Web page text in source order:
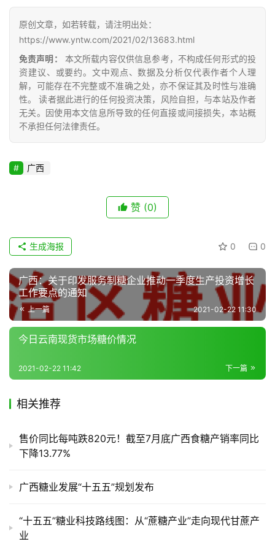
现
货
报
专
题
地
区
产
业
链
产
储
运
原创文章，如若转载，请注明出处：
https://www.yntw.com/2021/02/13683.html
免责声明：
本文所载内容仅供信息参考，不构成任何形式的投
资建议、或要约。文中观点、数据及分析仅代表作者个人理
解，可能存在不完整或不准确之处，亦不保证其及时性与准确
性。 读者据此进行的任何投资决策，风险自担，与本站及作者
无关。因使用本文信息所导致的任何直接或间接损失，本站概
不承担任何法律责任。
广西
赞 (0)
0 0
生成海报
广西：关于印发服务制糖企业推动一季度生产投资增长
工作要点的通知
上一篇 2021-02-22 11:30
今日云南现货市场糖价情况
下一篇
2021-02-22 11:42
相关推荐
售价同比每吨跌820元！截至7月底广西食糖产销率同比
下降13.77%
广西糖业发展“十五五”规划发布
“十五五”糖业科技路线图：从“蔗糖产业”走向现代甘蔗产
业